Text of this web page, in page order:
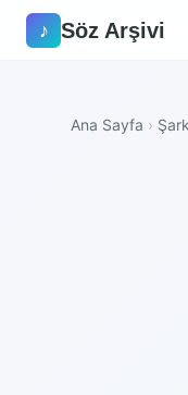
♪ Söz Arşivi
Ana Sayfa ›